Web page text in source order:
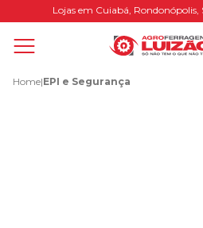
Lojas em Cuiabá, Rondonópolis,
Home|EPI e Segurança